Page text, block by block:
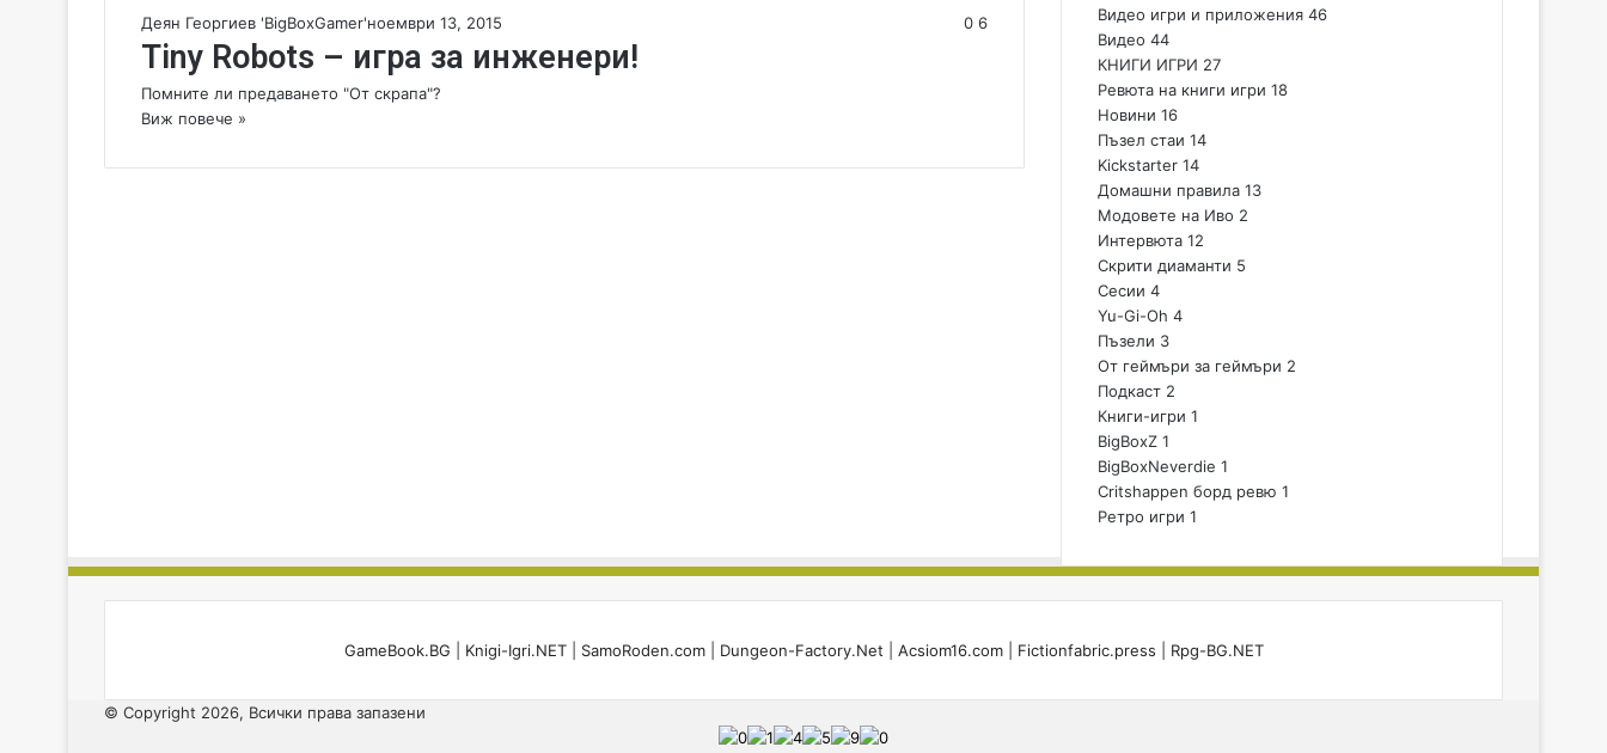
Деян Георгиев 'BigBoxGamer'ноември 13, 2015 0 6
Tiny Robots – игра за инженери!
Помните ли предаването "От скрапа"?
Виж повече »
Видео игри и приложения 46
Видео 44
КНИГИ ИГРИ 27
Ревюта на книги игри 18
Новини 16
Пъзел стаи 14
Kickstarter 14
Домашни правила 13
Модовете на Иво 2
Интервюта 12
Скрити диаманти 5
Сесии 4
Yu-Gi-Oh 4
Пъзели 3
От геймъри за геймъри 2
Подкаст 2
Книги-игри 1
BigBoxZ 1
BigBoxNeverdie 1
Critshappen борд ревю 1
Ретро игри 1
GameBook.BG Knigi-Igri.NET| SamoRoden.com| Dungeon-Factory.Net Acsiom16.com| Fictionfabric.press Rpg-BG.NET
© Copyright 2026, Всички права запазени